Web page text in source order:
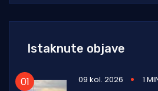
Istaknute objave
09 kol. 2026
1